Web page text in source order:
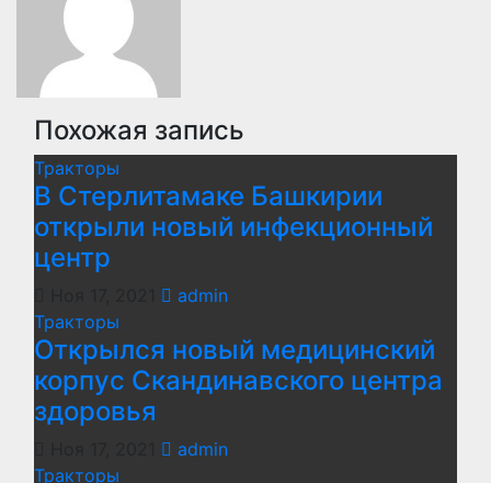
Похожая запись
Тракторы
В Стерлитамаке Башкирии
открыли новый инфекционный
центр
admin
Тракторы
Открылся новый медицинский
корпус Скандинавского центра
здоровья
admin
Тракторы